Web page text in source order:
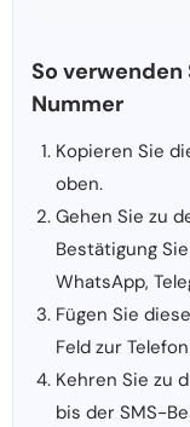
So
Nummer
Kopieren Sie
oben.
Gehen Sie zu
Bestätigung
WhatsApp,
Fügen Sie
Feld zur
Kehren Sie zu
bis der SMS-